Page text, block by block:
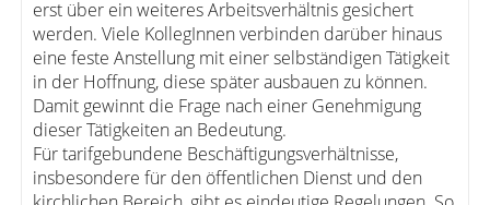
erst über ein weiteres Arbeitsverhältnis gesichert
werden. Viele KollegInnen verbinden darüber hinaus
eine feste Anstellung mit einer selbständigen Tätigkeit
in der Hoffnung, diese später ausbauen zu können.
Damit gewinnt die Frage nach einer Genehmigung
dieser Tätigkeiten an Bedeutung.
Für tarifgebundene Beschäftigungsverhältnisse,
insbesondere für den öffentlichen Dienst und den